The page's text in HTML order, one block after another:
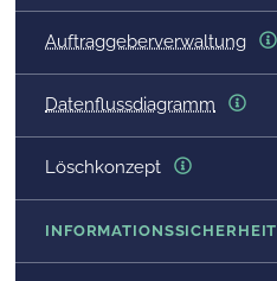
Auftraggeberverwaltung
Datenflussdiagramm
Löschkonzept
INFORMATIONSSICHERHEIT